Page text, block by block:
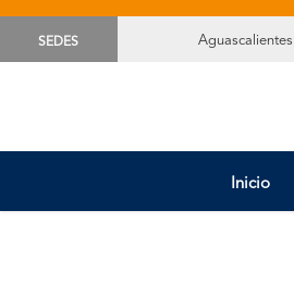
SEDES Aguascalientes
Inicio